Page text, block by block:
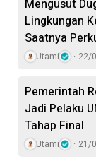
Mengusut
Lingkungan
Saatnya
Utami 22/
Pemerintah
Jadi Pelaku
Tahap Final
Utami 21/